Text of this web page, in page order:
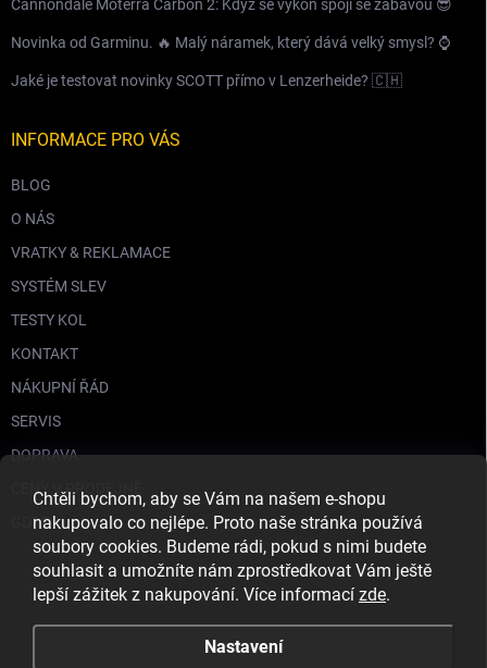
Chtěli bychom, aby se Vám na našem e-shopu
nakupovalo co nejlépe. Proto naše stránka používá
soubory cookies. Budeme rádi, pokud s nimi budete
souhlasit a umožníte nám zprostředkovat Vám ještě
lepší zážitek z nakupování. Více informací zde.
Nastavení
Cannondale Moterra Carbon 2: Když se výkon spojí se zábavou 😎
Novinka od Garminu. 🔥 Malý náramek, který dává velký smysl? ⌚️
Jaké je testovat novinky SCOTT přímo v Lenzerheide? 🇨🇭
INFORMACE PRO VÁS
BLOG
O NÁS
VRATKY & REKLAMACE
SYSTÉM SLEV
TESTY KOL
KONTAKT
NÁKUPNÍ ŘÁD
SERVIS
DOPRAVA
CENY V PRODEJNĚ
GDPR